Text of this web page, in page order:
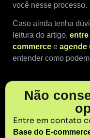
você nesse processo.
Caso ainda tenha
leitura do artigo, entre
commerce e agende
entender como
Não
Entre em contato
Base do E-